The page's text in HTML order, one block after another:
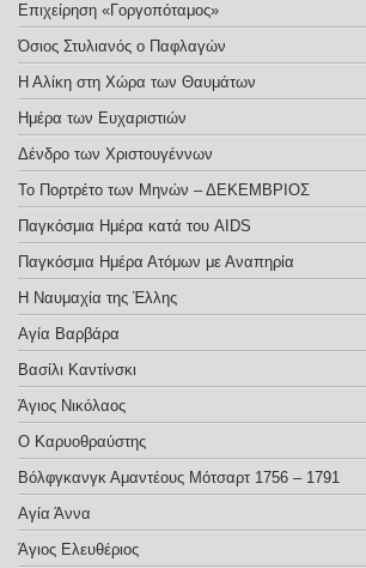
Επιχείρηση «Γοργοπόταμος»
Όσιος Στυλιανός ο Παφλαγών
Η Αλίκη στη Χώρα των Θαυμάτων
Ημέρα των Ευχαριστιών
Δένδρο των Χριστουγέννων
Το Πορτρέτο των Μηνών – ΔΕΚΕΜΒΡΙΟΣ
Παγκόσμια Ημέρα κατά του AIDS
Παγκόσμια Ημέρα Ατόμων με Αναπηρία
Η Ναυμαχία της Έλλης
Αγία Βαρβάρα
Βασίλι Καντίνσκι
Άγιος Νικόλαος
Ο Καρυοθραύστης
Βόλφγκανγκ Αμαντέους Μότσαρτ 1756 – 1791
Αγία Άννα
Άγιος Ελευθέριος